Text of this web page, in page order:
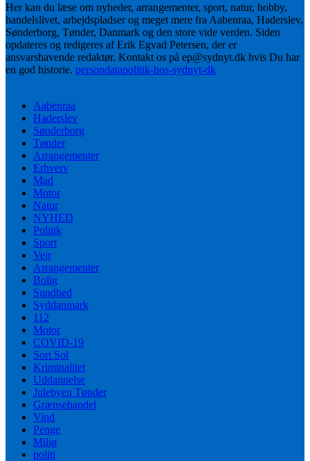
Her kan du læse om nyheder, arrangementer, sport, natur, hobby,
handelslivet, arbejdspladser og meget mere fra Aabenraa, Haderslev,
Sønderborg, Tønder, Danmark og den store vide verden. Siden
opdateres og redigeres af Erik Egvad Petersen, der er
ansvarshavende redaktør. Kontakt os på ep@sydnyt.dk hvis Du har
en god historie. persondatapolitik-hos-sydnyt-dk
Aabenraa
Haderslev
Sønderborg
Tønder
Arrangementer
Erhverv
Mad
Motor
Natur
NYHED
Politik
Sport
Vejr
Arrangementer
Bolig
Sundhed
Syddanmark
112
Motor
COVID-19
Sort Sol
Kriminalitet
Uddannelse
Julebyen Tønder
Grænsehandel
Vind
Penge
Miljø
politi